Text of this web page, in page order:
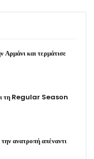
Αρμάνι και τερμάτισε
τη Regular Season
ανατροπή απέναντι